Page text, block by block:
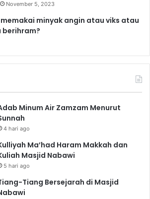
November 5, 2023
memakai minyak angin atau viks atau
berihram?
Minum Air Zamzam Menurut
4 hari ago
Ma’had Haram Makkah dan
Masjid Nabawi
5 hari ago
Tiang Bersejarah di Masjid